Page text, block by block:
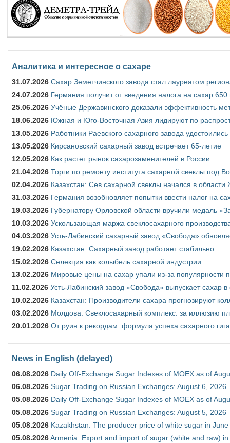
Аналитика и интересное о сахаре
31.07.2026 Сахар Земетчинского завода стал лауреатом
24.07.2026 Германия получит от введения налога на сахар
25.06.2026 Учёные Державинского доказали эффективность
18.06.2026 Южная и Юго-Восточная Азия лидируют по
13.05.2026 Работники Раевского сахарного завода удостоились
13.05.2026 Кирсановский сахарный завод встречает 65-летие
12.05.2026 Как растет рынок сахарозаменителей в России
21.04.2026 Торги по ремонту института сахарной свеклы под
02.04.2026 Казахстан: Сев сахарной свеклы начался в области
31.03.2026 Германия возобновляет попытки ввести налог на
19.03.2026 Губернатору Орловской области вручили медаль
10.03.2026 Ускользающая маржа свеклосахарного
04.03.2026 Усть-Лабинский сахарный завод «Свобода»
19.02.2026 Казахстан: Сахарный завод работает стабильно
15.02.2026 Селекция как колыбель сахарной индустрии
13.02.2026 Мировые цены на сахар упали из-за популярности
11.02.2026 Усть-Лабинский завод «Свобода» выпускает сахар в
10.02.2026 Казахстан: Производители сахара прогнозируют
03.02.2026 Молдова: Свеклосахарный комплекс: за иллюзию
20.01.2026 От руин к рекордам: формула успеха сахарного
News in English (delayed)
06.08.2026 Daily Off-Exchange Sugar Indexes of MOEX as of
06.08.2026 Sugar Trading on Russian Exchanges: August 6, 2026
05.08.2026 Daily Off-Exchange Sugar Indexes of MOEX as of
05.08.2026 Sugar Trading on Russian Exchanges: August 5, 2026
05.08.2026 Kazakhstan: The producer price of white sugar in
05.08.2026Armenia: Export and import of sugar (white and raw)